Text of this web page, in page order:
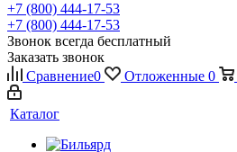
+7 (800) 444-17-53
+7 (800) 444-17-53
Звонок всегда бесплатный
Заказать звонок
Сравнение0 Отложенные 0
Каталог